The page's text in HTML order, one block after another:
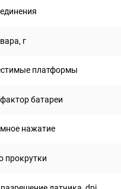
г
платформы
батареи
нажатие
прокрутки